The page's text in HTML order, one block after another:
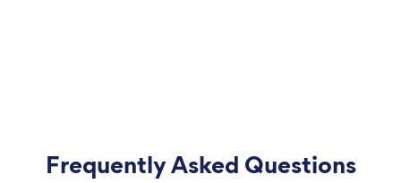
Frequently Asked Questions